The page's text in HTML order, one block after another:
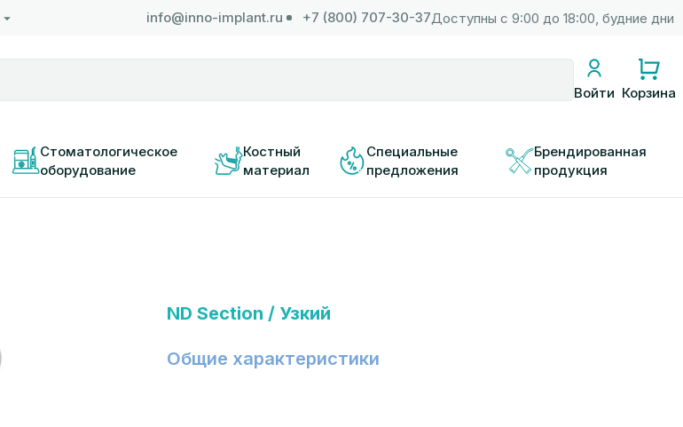
info@inno-implant.ru +7 (800) 707-30-37Доступны с 9:00 до 18:00, будние дни
Войти Корзина
Стоматологическое
оборудование
Костный
материал
Специальные
предложения
Брендированная
продукция
ND Section / Узкий
Общие характеристики